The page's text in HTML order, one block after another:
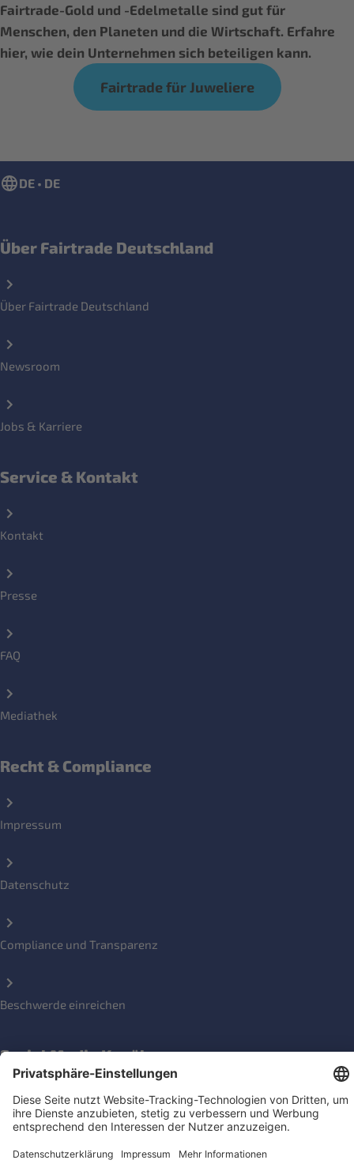
Fairtrade-Gold und -Edelmetalle sind gut für
Menschen, den Planeten und die Wirtschaft. Erfahre
hier, wie dein Unternehmen sich beteiligen kann.
Fairtrade für Juweliere
DE • DE
Über Fairtrade Deutschland
Über Fairtrade Deutschland
Newsroom
Jobs & Karriere
Service & Kontakt
Kontakt
Presse
FAQ
Mediathek
Recht & Compliance
Impressum
Datenschutz
Compliance und Transparenz
Beschwerde einreichen
Social Media Kanäle
Newsletter für Konsument*innen und Aktive